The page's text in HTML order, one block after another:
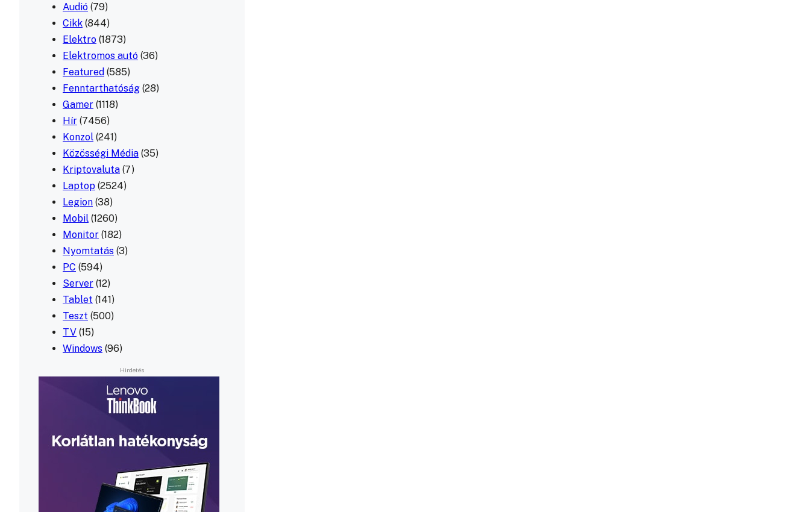
Audió (79)
Cikk (844)
Elektro (1873)
Elektromos autó (36)
Featured (585)
Fenntarthatóság (28)
Gamer (1118)
Hír (7456)
Konzol (241)
Közösségi Média (35)
Kriptovaluta (7)
Laptop (2524)
Legion (38)
Mobil (1260)
Monitor (182)
Nyomtatás (3)
PC (594)
Server (12)
Tablet (141)
Teszt (500)
TV (15)
Windows (96)